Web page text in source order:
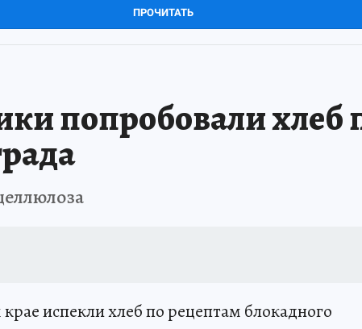
ПРОЧИТАТЬ
попробовали хлеб
испекли хлеб по рецептам блокадного